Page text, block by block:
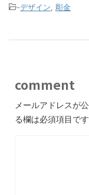
-デザイン 彫金
comment
メールアドレスが
る欄は必須項目です